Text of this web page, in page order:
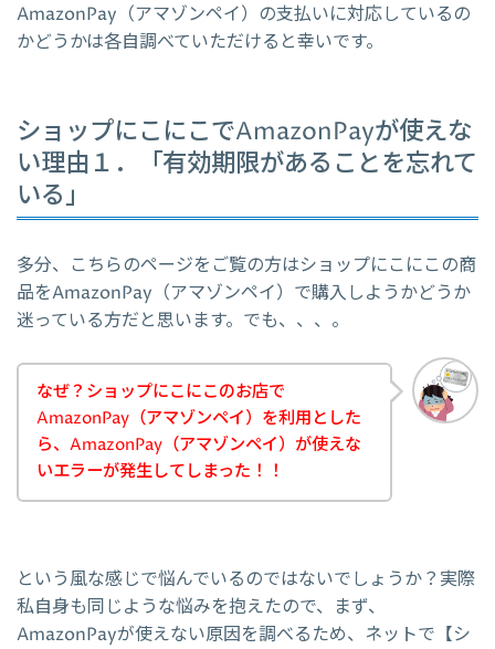
AmazonPay（アマゾンペイ）の支払いに対応しているの
かどうかは各自調べていただけると幸いです。
ショップにこにこでAmazonPayが使えな
い理由１．「有効期限があることを忘れて
いる」
多分、こちらのページをご覧の方はショップにこにこの商
品をAmazonPay（アマゾンペイ）で購入しようかどうか
迷っている方だと思います。でも、、、。
なぜ？ショップにこにこのお店で
AmazonPay（アマゾンペイ）を利用とした
ら、AmazonPay（アマゾンペイ）が使えな
いエラーが発生してしまった！！
という風な感じで悩んでいるのではないでしょうか？実際
私自身も同じような悩みを抱えたので、まず、
AmazonPayが使えない原因を調べるため、ネットで【シ